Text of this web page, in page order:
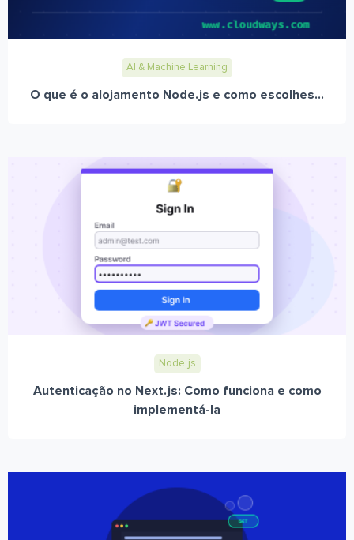
AI & Machine Learning
O que é o alojamento Node.js e como escolhes...
Node.js
Autenticação no Next.js: Como funciona e como
implementá-la